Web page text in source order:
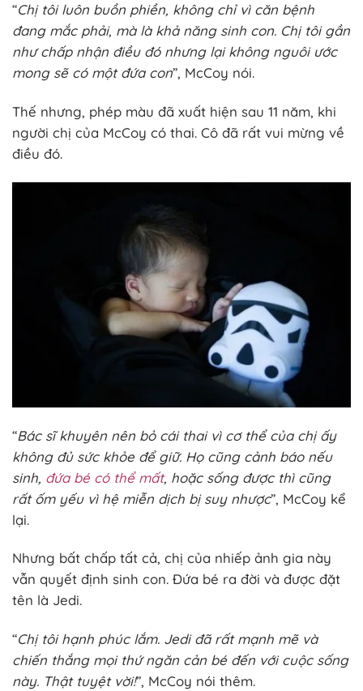
“Chị tôi luôn buồn phiền, không chỉ vì căn bệnh
đang mắc phải, mà là khả năng sinh con. Chị tôi gần
như chấp nhận điều đó nhưng lại không nguôi ước
mong sẽ có một đứa con”, McCoy nói.
Thế nhưng, phép màu đã xuất hiện sau 11 năm, khi
người chị của McCoy có thai. Cô đã rất vui mừng về
điều đó.
“Bác sĩ khuyên nên bỏ cái thai vì cơ thể của chị ấy
không đủ sức khỏe để giữ. Họ cũng cảnh báo nếu
sinh, đứa bé có thể mất, hoặc sống được thì cũng
rất ốm yếu vì hệ miễn dịch bị suy nhược”, McCoy kể
lại.
Nhưng bất chấp tất cả, chị của nhiếp ảnh gia này
vẫn quyết định sinh con. Đứa bé ra đời và được đặt
tên là Jedi.
“Chị tôi hạnh phúc lắm. Jedi đã rất mạnh mẽ và
chiến thắng mọi thứ ngăn cản bé đến với cuộc sống
này. Thật tuyệt vời!”, McCoy nói thêm.